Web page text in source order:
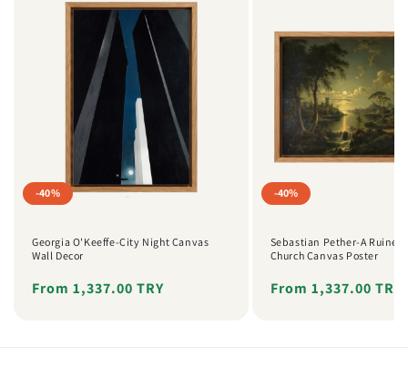
-40%
Georgia O'Keeffe-City Night Canvas
Wall Decor
Regular
Sale
From 1,337.00 TRY
-40%
Sebastian Pether-A Ruined
Church Canvas Poster
Regular
Sale
From 1,337.00 TRY